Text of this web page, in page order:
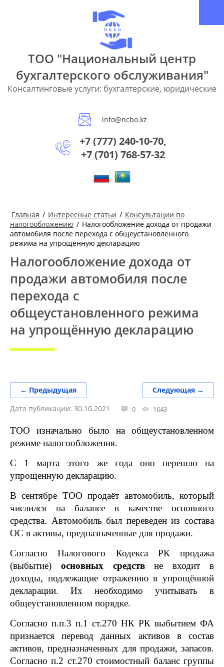
ТОО "Национальный центр
бухгалтерского обслуживания"
Консалтинговые услуги: бухгалтерские, юридические
info@ncbo.kz
+7 (777) 240-10-70,
+7 (701) 768-57-32
Главная / Интересные статьи / Консультации по
налогообложению / Налогообложение дохода от продажи
автомобиля после перехода с общеустановленного
режима на упрощённую декларацию
Налогообложение дохода от
продажи автомобиля после
перехода с
общеустановленного режима
на упрощённую декларацию
← Предыдущая
Следующая →
Дата публикации: 30.10.2021
0 1643
ТОО изначально было на общеустановленном
режиме налогообложения.
С 1 марта этого же года оно перешло на
упрощенную декларацию.
В сентябре ТОО продаёт автомобиль, который
числился на балансе в качестве основного
средства. Автомобиль был переведен из состава
ОС в активы, предназначенные для продажи.
Согласно Налогового Кодекса РК продажа
(выбытие) основных средствне входит в
доходы, подлежащие отражению в упрощённой
декларации. Их необходимо учитывать в
общеустановленном порядке.
Согласно п.п.3 п.1 ст.270 НК РК выбытием ФА
признается перевод данных активов в состав
активов, предназначенных для продажи, запасов.
Согласно п.2 ст.270 стоимостный баланс группы